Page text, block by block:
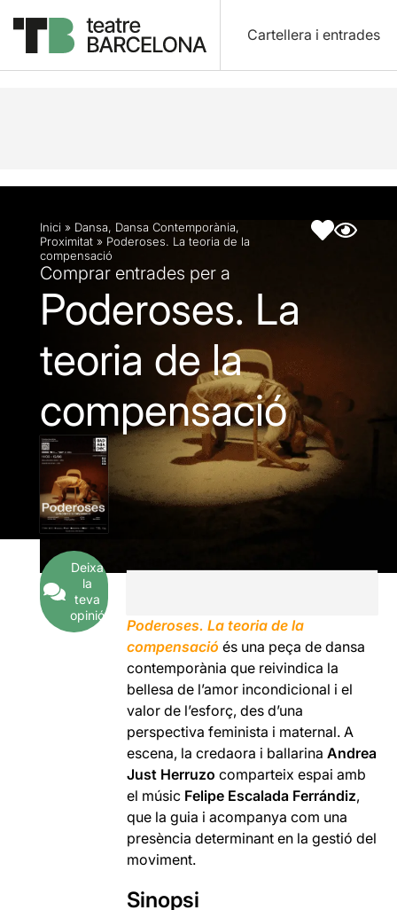
Cartellera i entrades
Descripció Fitxa artística Fotos i vídeos
Inici » Dansa, Dansa Contemporània,
Proximitat » Poderoses. La teoria de la
compensació
Comprar entrades per a
Poderoses. La
teoria de la
compensació
Deixa
la
teva
opinió
Poderoses. La teoria de la
compensació és una peça de dansa
contemporània que reivindica la
bellesa de l’amor incondicional i el
valor de l’esforç, des d’una
perspectiva feminista i maternal. A
escena, la credaora i ballarinaAndrea
Just Herruzocomparteix espai amb
el músic Felipe Escalada Ferrándiz,
que la guia i acompanya com una
presència determinant en la gestió del
moviment.
Sinopsi